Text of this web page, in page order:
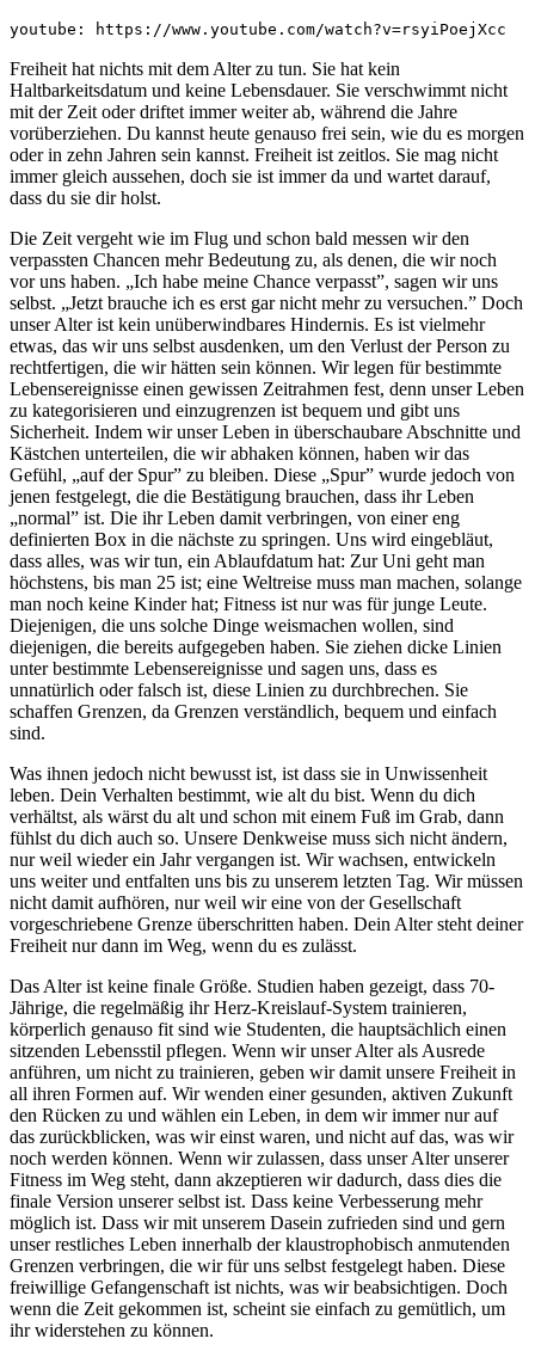
youtube: https://www.youtube.com/watch?v=rsyiPoejXcc
Freiheit hat nichts mit dem Alter zu tun. Sie hat kein
Haltbarkeitsdatum und keine Lebensdauer. Sie verschwimmt nicht
mit der Zeit oder driftet immer weiter ab, während die Jahre
vorüberziehen. Du kannst heute genauso frei sein, wie du es morgen
oder in zehn Jahren sein kannst. Freiheit ist zeitlos. Sie mag nicht
immer gleich aussehen, doch sie ist immer da und wartet darauf,
dass du sie dir holst.
Die Zeit vergeht wie im Flug und schon bald messen wir den
verpassten Chancen mehr Bedeutung zu, als denen, die wir noch
vor uns haben. „Ich habe meine Chance verpasst”, sagen wir uns
selbst. „Jetzt brauche ich es erst gar nicht mehr zu versuchen.” Doch
unser Alter ist kein unüberwindbares Hindernis. Es ist vielmehr
etwas, das wir uns selbst ausdenken, um den Verlust der Person zu
rechtfertigen, die wir hätten sein können. Wir legen für bestimmte
Lebensereignisse einen gewissen Zeitrahmen fest, denn unser Leben
zu kategorisieren und einzugrenzen ist bequem und gibt uns
Sicherheit. Indem wir unser Leben in überschaubare Abschnitte und
Kästchen unterteilen, die wir abhaken können, haben wir das
Gefühl, „auf der Spur” zu bleiben. Diese „Spur” wurde jedoch von
jenen festgelegt, die die Bestätigung brauchen, dass ihr Leben
„normal” ist. Die ihr Leben damit verbringen, von einer eng
definierten Box in die nächste zu springen. Uns wird eingebläut,
dass alles, was wir tun, ein Ablaufdatum hat: Zur Uni geht man
höchstens, bis man 25 ist; eine Weltreise muss man machen, solange
man noch keine Kinder hat; Fitness ist nur was für junge Leute.
Diejenigen, die uns solche Dinge weismachen wollen, sind
diejenigen, die bereits aufgegeben haben. Sie ziehen dicke Linien
unter bestimmte Lebensereignisse und sagen uns, dass es
unnatürlich oder falsch ist, diese Linien zu durchbrechen. Sie
schaffen Grenzen, da Grenzen verständlich, bequem und einfach
sind.
Was ihnen jedoch nicht bewusst ist, ist dass sie in Unwissenheit
leben. Dein Verhalten bestimmt, wie alt du bist. Wenn du dich
verhältst, als wärst du alt und schon mit einem Fuß im Grab, dann
fühlst du dich auch so. Unsere Denkweise muss sich nicht ändern,
nur weil wieder ein Jahr vergangen ist. Wir wachsen, entwickeln
uns weiter und entfalten uns bis zu unserem letzten Tag. Wir müssen
nicht damit aufhören, nur weil wir eine von der Gesellschaft
vorgeschriebene Grenze überschritten haben. Dein Alter steht deiner
Freiheit nur dann im Weg, wenn du es zulässt.
Das Alter ist keine finale Größe. Studien haben gezeigt, dass 70-
Jährige, die regelmäßig ihr Herz-Kreislauf-System trainieren,
körperlich genauso fit sind wie Studenten, die hauptsächlich einen
sitzenden Lebensstil pflegen. Wenn wir unser Alter als Ausrede
anführen, um nicht zu trainieren, geben wir damit unsere Freiheit in
all ihren Formen auf. Wir wenden einer gesunden, aktiven Zukunft
den Rücken zu und wählen ein Leben, in dem wir immer nur auf
das zurückblicken, was wir einst waren, und nicht auf das, was wir
noch werden können. Wenn wir zulassen, dass unser Alter unserer
Fitness im Weg steht, dann akzeptieren wir dadurch, dass dies die
finale Version unserer selbst ist. Dass keine Verbesserung mehr
möglich ist. Dass wir mit unserem Dasein zufrieden sind und gern
unser restliches Leben innerhalb der klaustrophobisch anmutenden
Grenzen verbringen, die wir für uns selbst festgelegt haben. Diese
freiwillige Gefangenschaft ist nichts, was wir beabsichtigen. Doch
wenn die Zeit gekommen ist, scheint sie einfach zu gemütlich, um
ihr widerstehen zu können.